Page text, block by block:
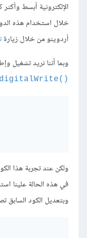
الإلكترونية أبسط
خلال استخدام هذه
أردوينو من خلال زيارة
وبما أننا نريد تشغيل
()digitalWrite
ولكن عند تجربة هذا
في هذه الحالة علينا
وبتعديل الكود السابق